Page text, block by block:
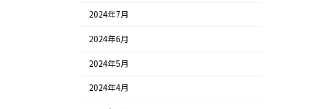
2024年7月
2024年6月
2024年5月
2024年4月